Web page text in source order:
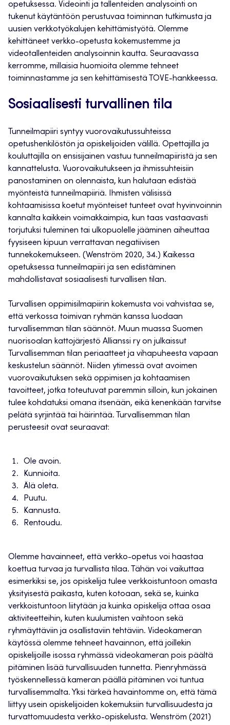
opetuksessa. Videointi ja tallenteiden analysointi on
tukenut käytäntöön perustuvaa toiminnan tutkimusta ja
uusien verkkotyökalujen kehittämistyötä. Olemme
kehittäneet verkko-opetusta kokemustemme ja
videotallenteiden analysoinnin kautta. Seuraavassa
kerromme, millaisia huomioita olemme tehneet
toiminnastamme ja sen kehittämisestä TOVE-hankkeessa.
Sosiaalisesti turvallinen tila
Tunneilmapiiri syntyy vuorovaikutussuhteissa
opetushenkilöstön ja opiskelijoiden välillä. Opettajilla ja
kouluttajilla on ensisijainen vastuu tunneilmapiiristä ja sen
kannattelusta. Vuorovaikutukseen ja ihmissuhteisiin
panostaminen on olennaista, kun halutaan edistää
myönteistä tunneilmapiiriä. Ihmisten välisissä
kohtaamisissa koetut myönteiset tunteet ovat hyvinvoinnin
kannalta kaikkein voimakkaimpia, kun taas vastaavasti
torjutuksi tuleminen tai ulkopuolelle jääminen aiheuttaa
fyysiseen kipuun verrattavan negatiivisen
tunnekokemukseen. (Wenström 2020, 34.) Kaikessa
opetuksessa tunneilmapiiri ja sen edistäminen
mahdollistavat sosiaalisesti turvallisen tilan.
Turvallisen oppimisilmapiirin kokemusta voi vahvistaa se,
että verkossa toimivan ryhmän kanssa luodaan
turvallisemman tilan säännöt. Muun muassa Suomen
nuorisoalan kattojärjestö Allianssi ry on julkaissut
Turvallisemman tilan periaatteet ja vihapuheesta vapaan
keskustelun säännöt. Niiden ytimessä ovat avoimen
vuorovaikutuksen sekä oppimisen ja kohtaamisen
tavoitteet, jotka toteutuvat paremmin silloin, kun jokainen
tulee kohdatuksi omana itsenään, eikä kenenkään tarvitse
pelätä syrjintää tai häirintää. Turvallisemman tilan
perusteesit ovat seuraavat:
Ole avoin.
Kunnioita.
Älä oleta.
Puutu.
Kannusta.
Rentoudu.
Olemme havainneet, että verkko-opetus voi haastaa
koettua turvaa ja turvallista tilaa. Tähän voi vaikuttaa
esimerkiksi se, jos opiskelija tulee verkkoistuntoon omasta
yksityisestä paikasta, kuten kotoaan, sekä se, kuinka
verkkoistuntoon liitytään ja kuinka opiskelija ottaa osaa
aktiviteetteihin, kuten kuulumisten vaihtoon sekä
ryhmäyttäviin ja osallistaviin tehtäviin. Videokameran
käytössä olemme tehneet havainnon, että joillekin
opiskelijoille isossa ryhmässä videokameran pois päältä
pitäminen lisää turvallisuuden tunnetta. Pienryhmässä
työskennellessä kameran päällä pitäminen voi tuntua
turvallisemmalta. Yksi tärkeä havaintomme on, että tämä
liittyy usein opiskelijoiden kokemuksiin turvallisuudesta ja
turvattomuudesta verkko-opiskelusta. Wenström (2021)